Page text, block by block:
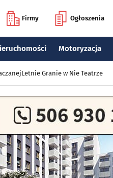
Firmy Ogłoszenia
Motoryzacja
Letnie Granie w Nie Teatrze